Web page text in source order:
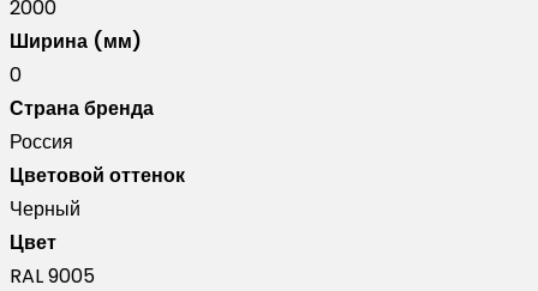
Palermo
0,5
Satin
Matt
RAL
9005
черный
(2м)
2000
Ширина (мм)
0
Страна бренда
Россия
Цветовой оттенок
Черный
Цвет
RAL 9005